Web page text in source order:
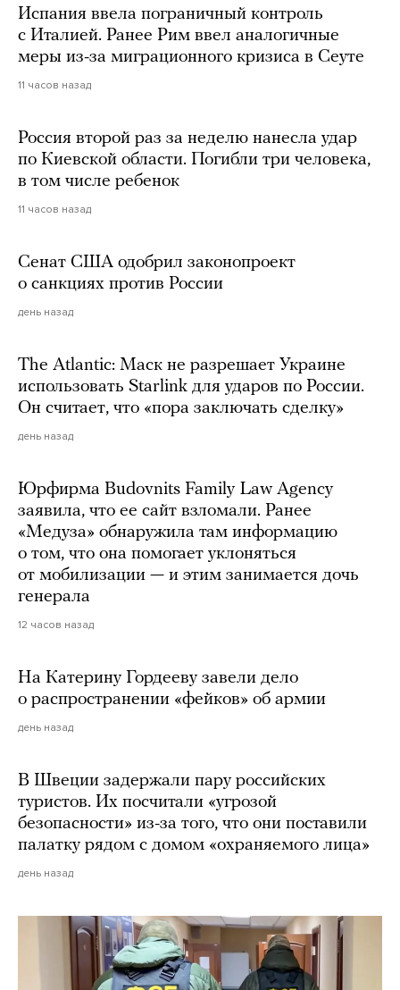
Испания ввела пограничный контроль
с Италией. Ранее Рим ввел аналогичные
меры из-за миграционного кризиса в Сеуте
11 часов назад
Россия второй раз за неделю нанесла удар
по Киевской области. Погибли три человека,
в том числе ребенок
11 часов назад
Сенат США одобрил законопроект
о санкциях против России
день назад
The Atlantic: Маск не разрешает Украине
использовать Starlink для ударов по России.
Он считает, что «пора заключать сделку»
день назад
Юрфирма Budovnits Family Law Agency
заявила, что ее сайт взломали. Ранее
«Медуза» обнаружила там информацию
о том, что она помогает уклоняться
от мобилизации — и этим занимается дочь
генерала
12 часов назад
На Катерину Гордееву завели дело
о распространении «фейков» об армии
день назад
В Швеции задержали пару российских
туристов. Их посчитали «угрозой
безопасности» из-за того, что они поставили
палатку рядом с домом «охраняемого лица»
день назад